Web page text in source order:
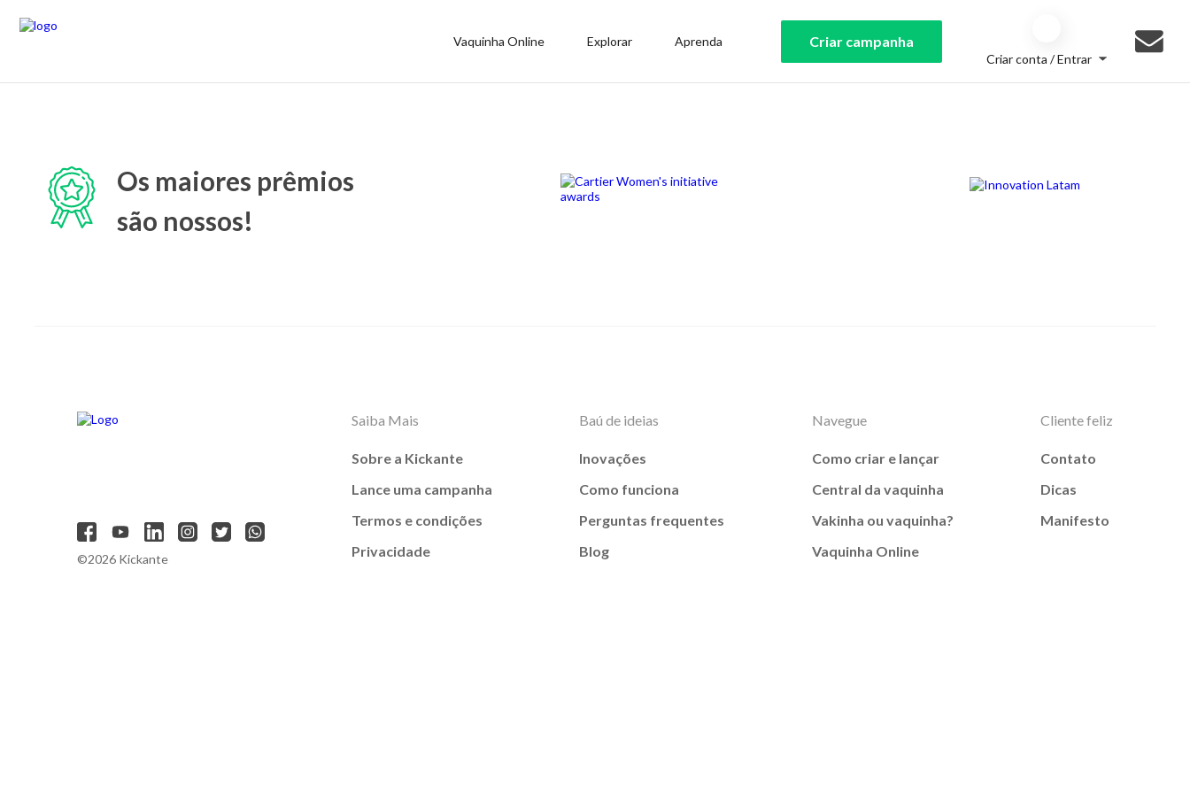
Vaquinha Online Explorar Aprenda Criar campanha
Criar conta / Entrar
Os maiores prêmios
são nossos!
©2026 Kickante
Saiba Mais
Sobre a Kickante
Lance uma campanha
Termos e condições
Privacidade
Baú de ideias
Inovações
Como funciona
Perguntas frequentes
Blog
Navegue
Como criar e lançar
Central da vaquinha
Vakinha ou vaquinha?
Vaquinha Online
Cliente feliz
Contato
Dicas
Manifesto